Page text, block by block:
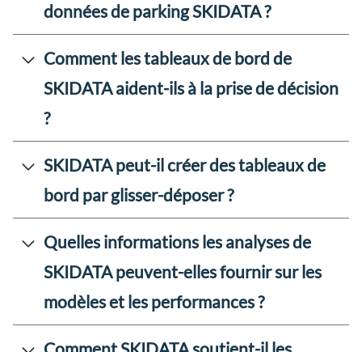
données de parking SKIDATA ?
Comment les tableaux de bord de
SKIDATA aident-ils à la prise de décision
?
SKIDATA peut-il créer des tableaux de
bord par glisser-déposer ?
Quelles informations les analyses de
SKIDATA peuvent-elles fournir sur les
modèles et les performances ?